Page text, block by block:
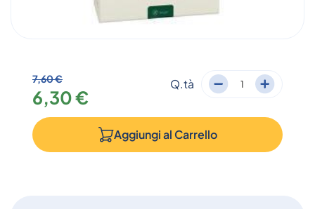
7,60 €
6,30 €
Q.tà
Aggiungi al Carrello